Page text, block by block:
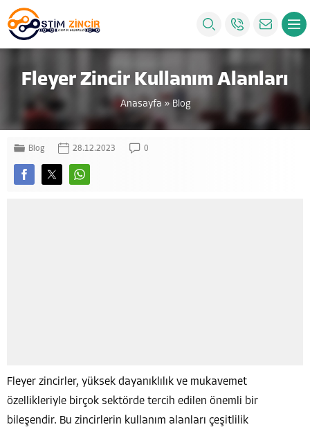
Fleyer Zincir Kullanım Alanları
Anasayfa » Blog
Blog 28.12.2023 0
Fleyer zincirler, yüksek dayanıklılık ve mukavemet
özellikleriyle birçok sektörde tercih edilen önemli bir
bileşendir. Bu zincirlerin kullanım alanları çeşitlilik